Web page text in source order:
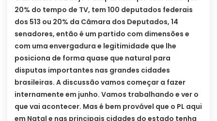
20% do tempo de TV, tem 100 deputados federais
dos 513 ou 20% da Câmara dos Deputados, 14
senadores, então é um partido com dimensões e
com uma envergadura e legitimidade que lhe
posiciona de forma quase que natural para
disputas importantes nas grandes cidades
brasileiras. A discussão vamos começar a fazer
internamente em junho. Vamos trabalhando e ver o
que vai acontecer. Mas é bem provável que o PL aqui
em Natal e nas principais cidades do estado tenha